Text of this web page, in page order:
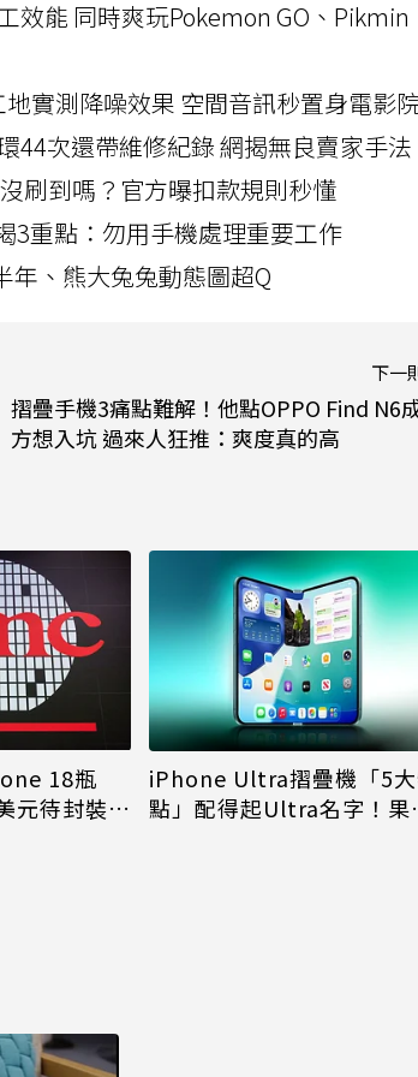
效能 同時爽玩Pokemon GO、Pikmin
地實測降噪效果 空間音訊秒置身電影
44次還帶維修紀錄 網揭無良賣家手法
刷到嗎？官方曝扣款規則秒懂
3重點：勿用手機處理重要工作
年、熊大兔兔動態圖超Q
下一
摺疊手機3痛點難解！他點OPPO Find N6
方想入坑 過來人狂推：爽度真的高
18瓶
元待封裝晶
iPhone Ultra摺疊機「5
點」配得起Ultra名字！果